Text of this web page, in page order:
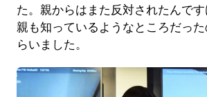
た。親からはまた反対されたんで
親も知っているようなところだっ
らいました。